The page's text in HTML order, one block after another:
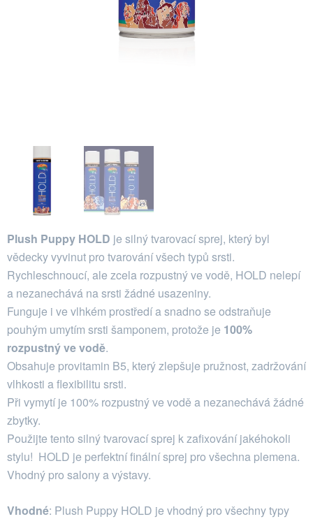
Plush Puppy HOLD je silný tvarovací sprej, který byl
vědecky vyvinut pro tvarování všech typů srsti.
Rychleschnoucí, ale zcela rozpustný ve vodě, HOLD nelepí
a nezanechává na srsti žádné usazeniny.
Funguje i ve vlhkém prostředí a snadno se odstraňuje
pouhým umytím srsti šamponem, protože je 100%
rozpustný ve vodě.
Obsahuje provitamin B5, který zlepšuje pružnost, zadržování
vlhkosti a flexibilitu srsti.
Při vymytí je 100% rozpustný ve vodě a nezanechává žádné
zbytky.
Použijte tento silný tvarovací sprej k zafixování jakéhokoli
stylu! HOLD je perfektní finální sprej pro všechna plemena.
Vhodný pro salony a výstavy.
Vhodné: Plush Puppy HOLD je vhodný pro všechny typy